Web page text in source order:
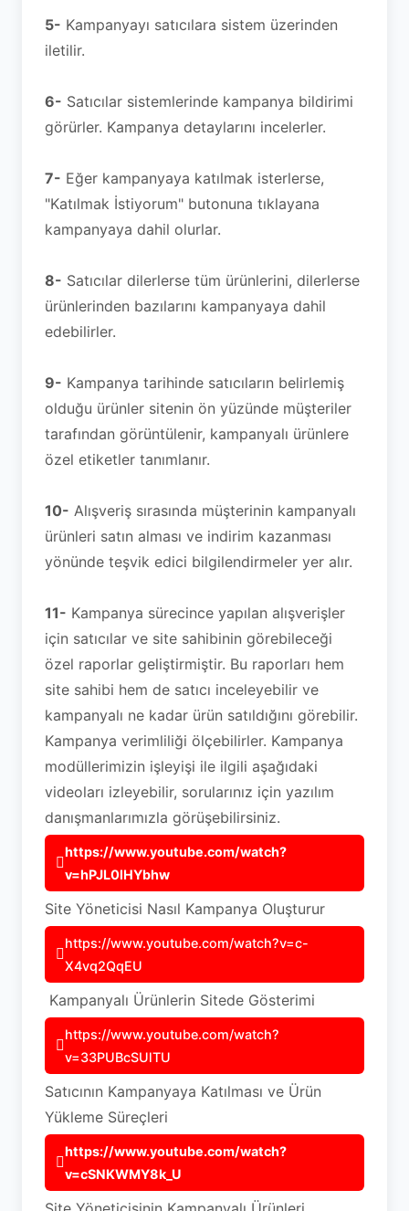
5- Kampanyayı satıcılara sistem üzerinden
iletilir.
6- Satıcılar sistemlerinde kampanya bildirimi
görürler. Kampanya detaylarını incelerler.
7- Eğer kampanyaya katılmak isterlerse,
"Katılmak İstiyorum" butonuna tıklayana
kampanyaya dahil olurlar.
8- Satıcılar dilerlerse tüm ürünlerini, dilerlerse
ürünlerinden bazılarını kampanyaya dahil
edebilirler.
9- Kampanya tarihinde satıcıların belirlemiş
olduğu ürünler sitenin ön yüzünde müşteriler
tarafından görüntülenir, kampanyalı ürünlere
özel etiketler tanımlanır.
10- Alışveriş sırasında müşterinin kampanyalı
ürünleri satın alması ve indirim kazanması
yönünde teşvik edici bilgilendirmeler yer alır.
11- Kampanya sürecince yapılan alışverişler
için satıcılar ve site sahibinin görebileceği
özel raporlar geliştirmiştir. Bu raporları hem
site sahibi hem de satıcı inceleyebilir ve
kampanyalı ne kadar ürün satıldığını görebilir.
Kampanya verimliliği ölçebilirler. Kampanya
modüllerimizin işleyişi ile ilgili aşağıdaki
videoları izleyebilir, sorularınız için yazılım
danışmanlarımızla görüşebilirsiniz.
https://www.youtube.com/watch?
v=hPJL0lHYbhw
Site Yöneticisi Nasıl Kampanya Oluşturur
https://www.youtube.com/watch?v=c-
X4vq2QqEU
Kampanyalı Ürünlerin Sitede Gösterimi
https://www.youtube.com/watch?
v=33PUBcSUlTU
Satıcının Kampanyaya Katılması ve Ürün
Yükleme Süreçleri
https://www.youtube.com/watch?
v=cSNKWMY8k_U